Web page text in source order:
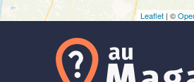
Leaflet | ©